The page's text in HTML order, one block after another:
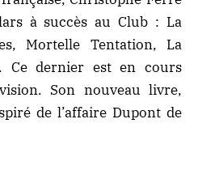
à succès au Club : La
Mortelle Tentation, La
Ce dernier est en cours
Son nouveau livre,
de l’affaire Dupont de